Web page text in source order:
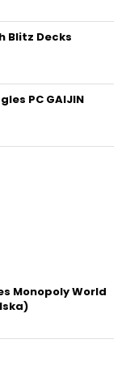
Blitz Decks
PC GAIJIN
Monopoly World